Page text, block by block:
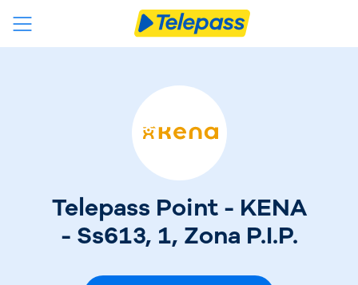
Telepass Point - KENA
- Ss613, 1, Zona P.I.P.